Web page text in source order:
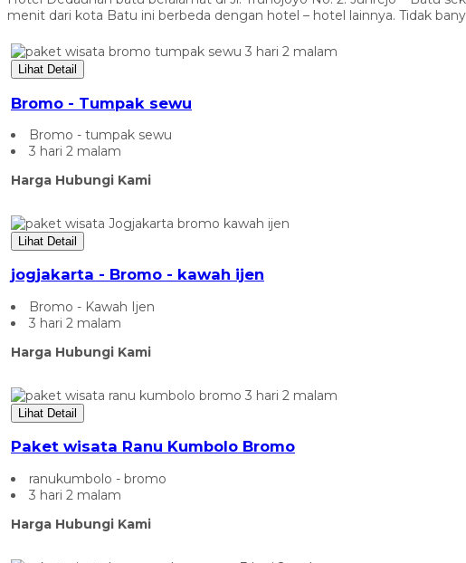
menit dari kota Batu ini berbeda dengan hotel – hotel lainnya. Tidak